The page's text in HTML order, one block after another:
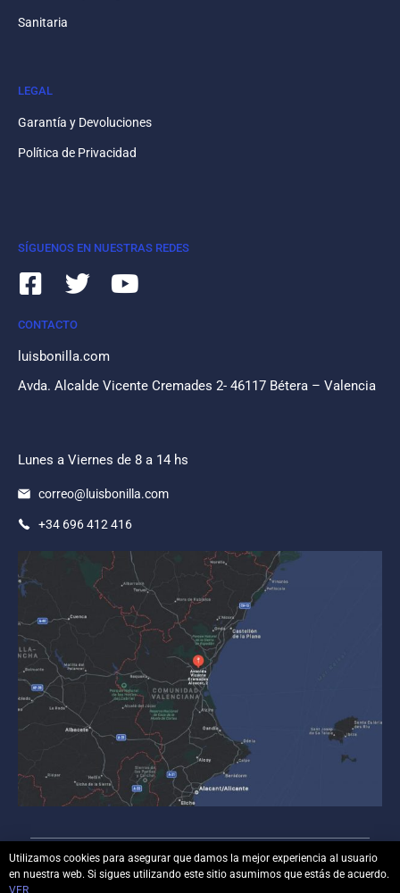
Sanitaria
LEGAL
Garantía y Devoluciones
Política de Privacidad
SÍGUENOS EN NUESTRAS REDES
CONTACTO
luisbonilla.com
Avda. Alcalde Vicente Cremades 2- 46117 Bétera – Valencia
Lunes a Viernes de 8 a 14 hs
correo@luisbonilla.com
+34 696 412 416
Utilizamos cookies para asegurar que damos la mejor experiencia al usuario
en nuestra web. Si sigues utilizando este sitio asumimos que estás de acuerdo.
VER